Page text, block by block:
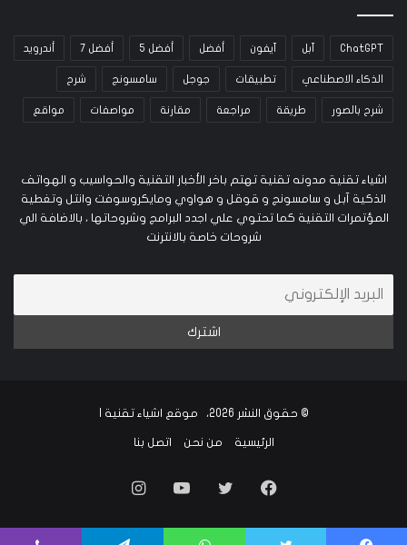
ChatGPT آبل آيفون أفضل أفضل 5 أفضل 7 أندرويد
الذكاء الاصطناعي تطبيقات جوجل سامسونج شرح
شرح بالصور طريقة مراجعة مقارنة مواصفات مواقع
اشياء تقنية مدونه تقنية تهتم باخر الأخبار التقنية والحواسيب و الهواتف
الذكية آبل و سامسونج و قوقل و هواوي ومايكروسوفت وانتل وتغطية
المؤتمرات التقنية كما تحتوي علي اجدد البرامج وشروحاتها ، بالاضافة الي
شروحات خاصة بالانترنت
© حقوق النشر 2026، موقع اشياء تقنية |
الرئيسية من نحن اتصل بنا
فيسبوكتويتر يوتيوب